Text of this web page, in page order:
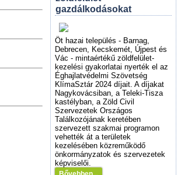
gazdálkodásokat
Öt hazai település - Barnag,
Debrecen, Kecskemét, Újpest és
Vác - mintaértékű zöldfelület-
kezelési gyakorlatai nyerték el az
Éghajlatvédelmi Szövetség
KlímaSztár 2024 díjait. A díjakat
Nagykovácsiban, a Teleki-Tisza
kastélyban, a Zöld Civil
Szervezetek Országos
Találkozójának keretében
szervezett szakmai programon
vehették át a területek
kezelésében közreműködő
önkormányzatok és szervezetek
képviselői.